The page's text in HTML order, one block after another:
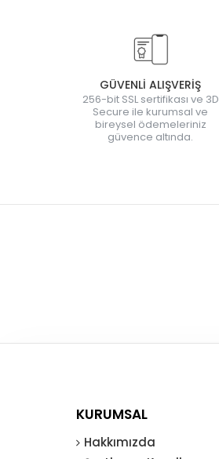
GÜVENLİ ALIŞVERİŞ
256-bit SSL sertifikası ve 3D
Secure ile kurumsal ve
bireysel ödemeleriniz
güvence altında.
KURUMSAL
Hakkımızda